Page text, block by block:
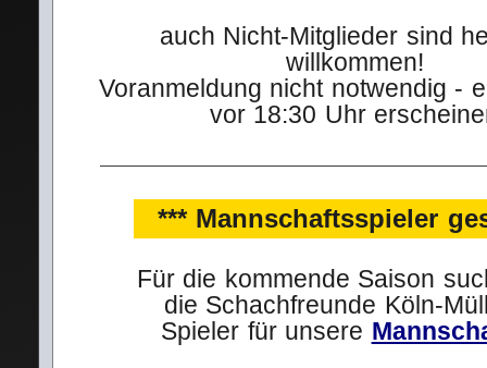
auch Nicht‑Mitglieder sind
willkommen!
Voranmeldung nicht notwendig -
vor 18:30 Uhr
*** Mannschaftsspieler
Für die kommende Saison
die Schachfreunde
Spieler für unsere